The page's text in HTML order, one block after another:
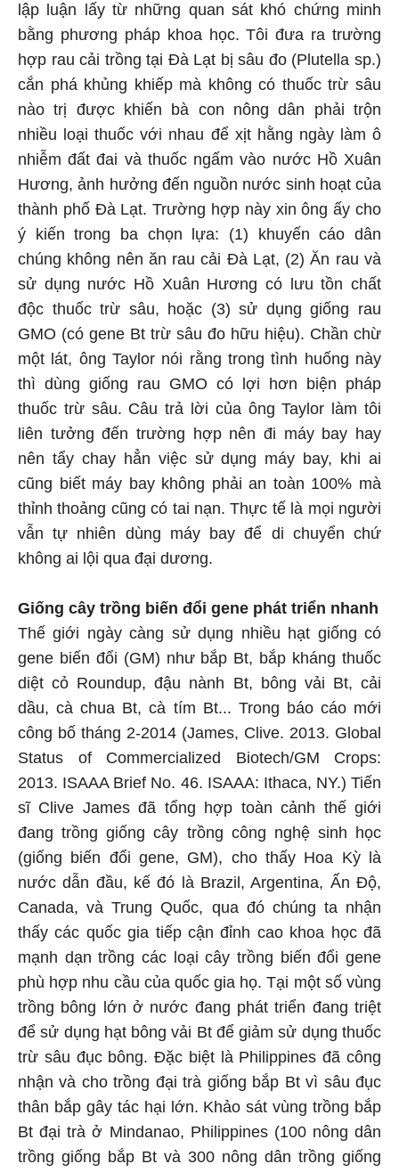
lập luận lấy từ những quan sát khó chứng minh
bằng phương pháp khoa học. Tôi đưa ra trường
hợp rau cải trồng tại Đà Lạt bị sâu đo (Plutella sp.)
cắn phá khủng khiếp mà không có thuốc trừ sâu
nào trị được khiến bà con nông dân phải trộn
nhiều loại thuốc với nhau để xịt hằng ngày làm ô
nhiễm đất đai và thuốc ngấm vào nước Hồ Xuân
Hương, ảnh hưởng đến nguồn nước sinh hoạt của
thành phố Đà Lạt. Trường hợp này xin ông ấy cho
ý kiến trong ba chọn lựa: (1) khuyến cáo dân
chúng không nên ăn rau cải Đà Lạt, (2) Ăn rau và
sử dụng nước Hồ Xuân Hương có lưu tồn chất
độc thuốc trừ sâu, hoặc (3) sử dụng giống rau
GMO (có gene Bt trừ sâu đo hữu hiệu). Chần chừ
một lát, ông Taylor nói rằng trong tình huống này
thì dùng giống rau GMO có lợi hơn biện pháp
thuốc trừ sâu. Câu trả lời của ông Taylor làm tôi
liên tưởng đến trường hợp nên đi máy bay hay
nên tẩy chay hẳn việc sử dụng máy bay, khi ai
cũng biết máy bay không phải an toàn 100% mà
thỉnh thoảng cũng có tai nạn. Thực tế là mọi người
vẫn tự nhiên dùng máy bay để di chuyển chứ
không ai lội qua đại dương.
Giống cây trồng biến đổi gene phát triển nhanh
Thế giới ngày càng sử dụng nhiều hạt giống có
gene biến đổi (GM) như bắp Bt, bắp kháng thuốc
diệt cỏ Roundup, đậu nành Bt, bông vải Bt, cải
dầu, cà chua Bt, cà tím Bt... Trong báo cáo mới
công bố tháng 2-2014 (James, Clive. 2013. Global
Status of Commercialized Biotech/GM Crops:
2013. ISAAA Brief No. 46. ISAAA: Ithaca, NY.) Tiến
sĩ Clive James đã tổng hợp toàn cảnh thế giới
đang trồng giống cây trồng công nghệ sinh học
(giống biến đổi gene, GM), cho thấy Hoa Kỳ là
nước dẫn đầu, kế đó là Brazil, Argentina, Ấn Độ,
Canada, và Trung Quốc, qua đó chúng ta nhận
thấy các quốc gia tiếp cận đỉnh cao khoa học đã
mạnh dạn trồng các loại cây trồng biến đổi gene
phù hợp nhu cầu của quốc gia họ. Tại một số vùng
trồng bông lớn ở nước đang phát triển đang triệt
để sử dụng hạt bông vải Bt để giảm sử dụng thuốc
trừ sâu đục bông. Đặc biệt là Philippines đã công
nhận và cho trồng đại trà giống bắp Bt vì sâu đục
thân bắp gây tác hại lớn. Khảo sát vùng trồng bắp
Bt đại trà ở Mindanao, Philippines (100 nông dân
trồng giống bắp Bt và 300 nông dân trồng giống